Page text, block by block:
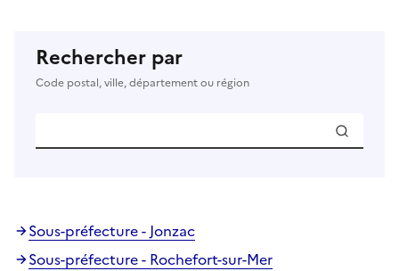
Rechercher par
Code postal, ville, département ou région
Sous-préfecture - Jonzac
Sous-préfecture - Rochefort-sur-Mer